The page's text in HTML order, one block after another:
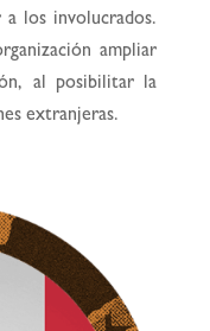
a los involucrados.
ampliar
al posibilitar la
extranjeras.